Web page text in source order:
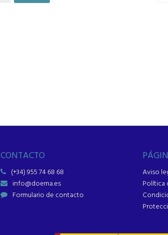
CONTACTO
(+34) 955 74 68 68
info@doema.es
Formulario de contacto
Aviso
Política